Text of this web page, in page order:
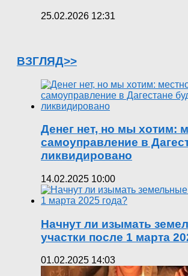
25.02.2026 12:31
ВЗГЛЯД>>
Денег нет, но мы хотим:
самоуправление в
ликвидировано
14.02.2025 10:00
Начнут ли изымать
участки после 1 марта
01.02.2025 14:03